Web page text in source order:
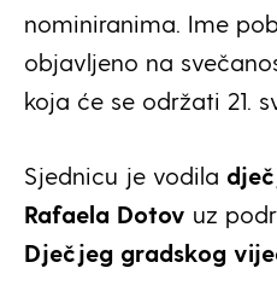
nominiranima. Ime
objavljeno na
koja će se održati 21.
Sjednicu je vodila
Rafaela Dotov uz
Dječjeg gradskog